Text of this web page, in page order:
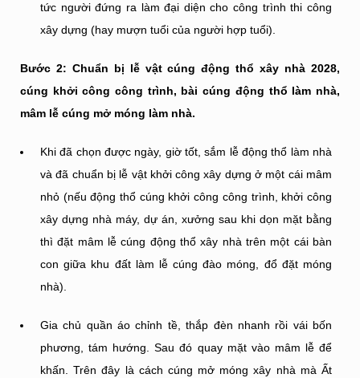
tức người đứng ra làm đại diện cho công trình thi công
xây dựng (hay mượn tuổi của người hợp tuổi).
Bước 2: Chuẩn bị lễ vật cúng động thổ xây nhà 2028,
cúng khởi công công trình, bài cúng động thổ làm nhà,
mâm lễ cúng mở móng làm nhà.
Khi đã chọn được ngày, giờ tốt, sắm lễ động thổ làm nhà
và đã chuẩn bị lễ vật khởi công xây dựng ở một cái mâm
nhỏ (nếu động thổ cúng khởi công công trình, khởi công
xây dựng nhà máy, dự án, xưởng sau khi dọn mặt bằng
thì đặt mâm lễ cúng động thổ xây nhà trên một cái bàn
con giữa khu đất làm lễ cúng đào móng, đổ đặt móng
nhà).
Gia chủ quần áo chỉnh tề, thắp đèn nhanh rồi vái bốn
phương, tám hướng. Sau đó quay mặt vào mâm lễ để
khấn. Trên đây là cách cúng mở móng xây nhà mà Ất